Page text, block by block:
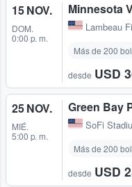
15 NOV.
DOM.
0:00 p. m.
Minnesota
Lambeau
Más de 200
desde USD
25 NOV.
MIÉ.
5:00 p. m.
Green Bay
SoFi
Más de 200
desde USD